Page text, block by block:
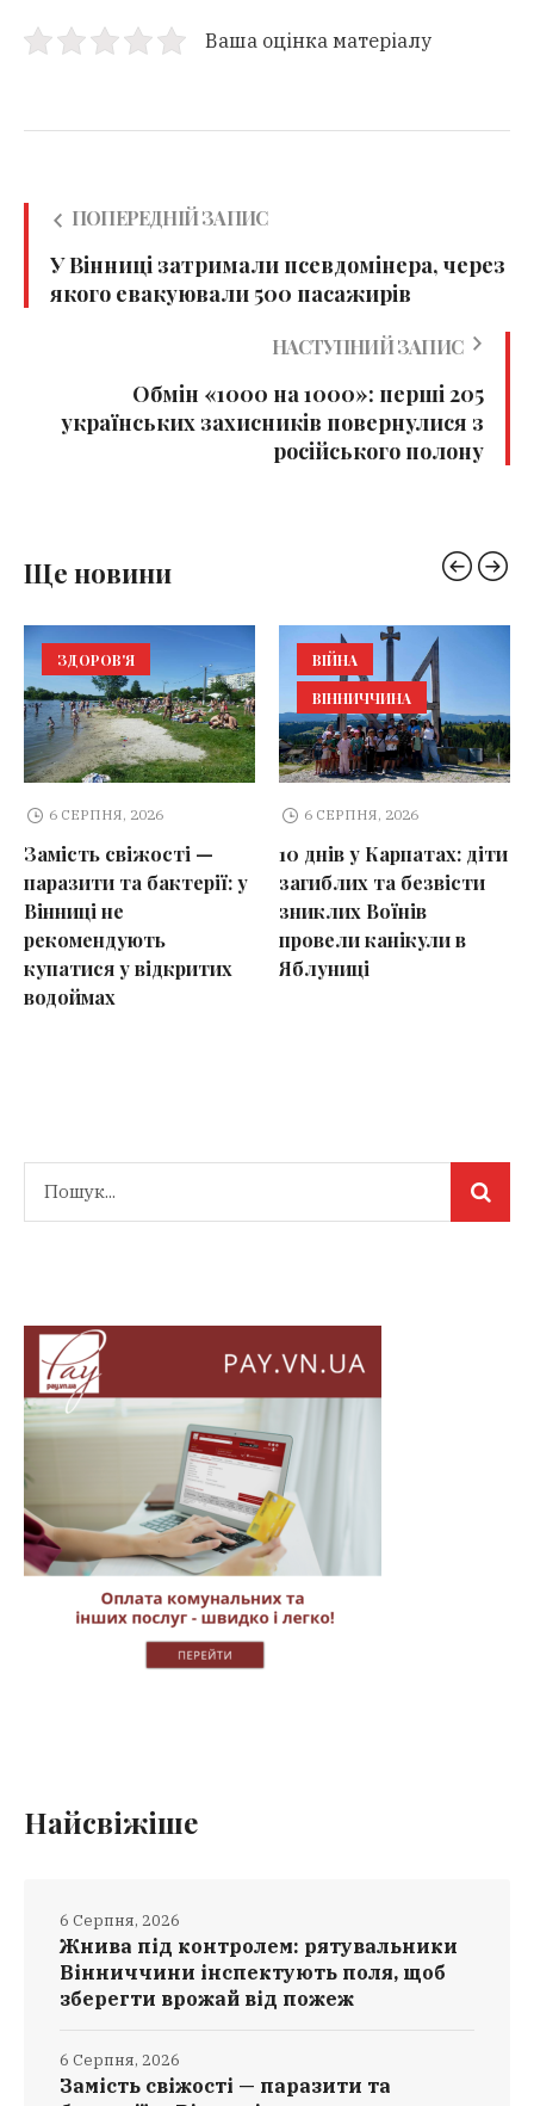
Ваша оцінка матеріалу
ПОПЕРЕДНІЙ ЗАПИС
У Вінниці затримали псевдомінера, через
якого евакуювали 500 пасажирів
НАСТУПНИЙ ЗАПИС
Обмін «1000 на 1000»: перші 205
українських захисників повернулися з
російського полону
Ще новини
у
ВІЙНА
ВІННИЧЧИНА
6 СЕРПНЯ, 2026
10 днів у Карпатах: діти
загиблих та безвісти
зниклих Воїнів
провели канікули в
Яблуниці
КУЛЬТУРА
6 СЕРПНЯ, 2026
Культурна спадщина
Вінниччини
поповнилася 9
елементами: від
чеського печива до
Найсвіжіше
Жнива під контролем: рятувальники
Вінниччини інспектують поля, щоб
зберегти врожай від пожеж
6 Серпня, 2026
Замість свіжості — паразити та
6 Серпня, 2026